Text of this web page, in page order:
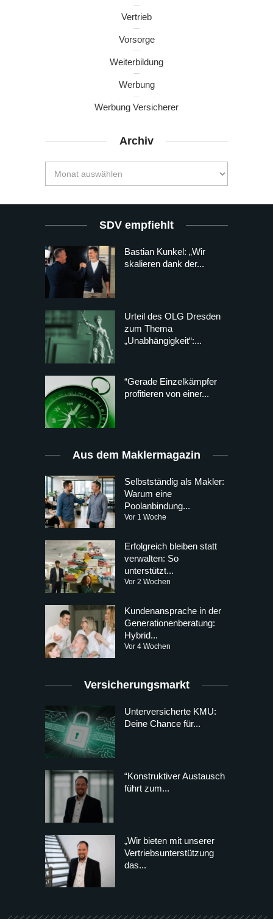
Vertrieb
Vorsorge
Weiterbildung
Werbung
Werbung Versicherer
Archiv
SDV empfiehlt
Bastian Kunkel: „Wir
skalieren dank der...
Urteil des OLG Dresden
zum Thema
„Unabhängigkeit“:...
“Gerade Einzelkämpfer
profitieren von einer...
Aus dem Maklermagazin
Selbstständig als Makler:
Warum eine
Poolanbindung...
Vor 1 Woche
Erfolgreich bleiben statt
verwalten: So
unterstützt...
Vor 2 Wochen
Kundenansprache in der
Generationenberatung:
Hybrid...
Vor 4 Wochen
Versicherungsmarkt
Unterversicherte KMU:
Deine Chance für...
“Konstruktiver Austausch
führt zum...
„Wir bieten mit unserer
Vertriebsunterstützung
das...